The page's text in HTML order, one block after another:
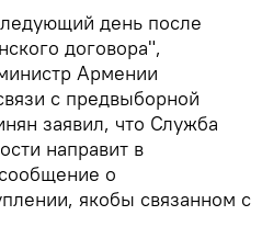
день после
договора",
Армении
с предвыборной
заявил, что Служба
направит в
о
якобы связанном с